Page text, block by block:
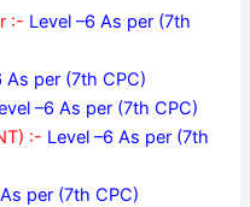
:- Level –6 As per (7th
As per (7th CPC)
–6 As per (7th CPC)
:- Level –6 As per (7th
per (7th CPC)